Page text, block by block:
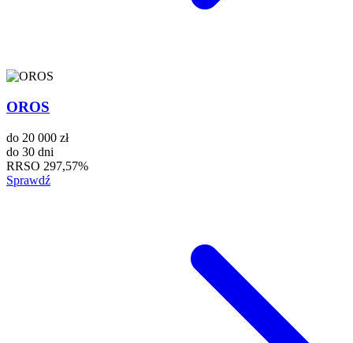
OROS
do 20 000 zł
do 30 dni
RRSO 297,57%
Sprawdź